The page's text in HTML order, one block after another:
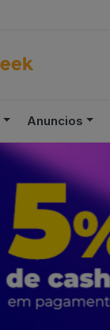
Anuncios